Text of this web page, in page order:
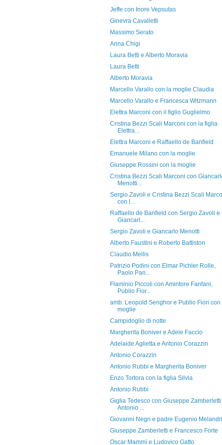
Jeffe con Inore Vepsutas
Ginevra Cavalletti
Massimo Serato
Anna Chigi
Laura Betti e Alberto Moravia
Laura Betti
Alberto Moravia
Marcello Varallo con la moglie Claudia
Marcello Varallo e Francesca Witzmann
Elettra Marconi con il figlio Guglielmo
Cristina Bezzi Scali Marconi con la figlia
Elettra...
Elettra Marconi e Raffaello de Banfield
Emanuele Milano con la moglie
Giuseppe Rossini con la moglie
Cristina Bezzi Scali Marconi con
Menotti...
Sergio Zavoli e Cristina Bezzi Scali
con l...
Raffaello de Banfield con Sergio Zavoli e
Giancarl...
Sergio Zavoli e Giancarlo Menotti
Alberto Faustini e Roberto Battiston
Claudio Mellis
Patrizio Podini con Elmar Pichler Rolle,
Paolo Pan...
Flaminio Piccoli con Amintore Fanfani,
Publio Fior...
amb. Leopold Senghor e Publio Fiori con
moglie
Campidoglio di notte
Margherita Boniver e Adele Faccio
Adelaide Aglietta e Antonio Corazzin
Antonio Corazzin
Antonio Rubbi e Margherita Boniver
Enzo Tortora con la figlia Silvia
Antonio Rubbi
Giglia Tedesco con Giuseppe Zamberletti
Antonio ...
Giovanni Negri e padre Eugenio Melandri
Giuseppe Zamberletti e Francesco Forte
Oscar Mammì e Ludovico Gatto